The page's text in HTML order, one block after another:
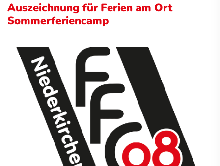
Auszeichnung für Ferien am Ort
Sommerferiencamp